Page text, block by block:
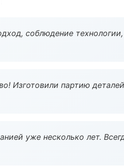
соблюдение
Изготовили партию
уже несколько лет.